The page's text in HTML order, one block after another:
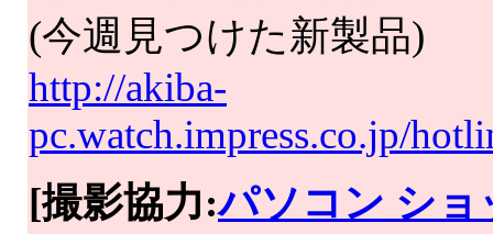
(今週見つけた新製品)
http://akiba-
pc.watch.impress.co.jp/
[撮影協力:パソコン ショ